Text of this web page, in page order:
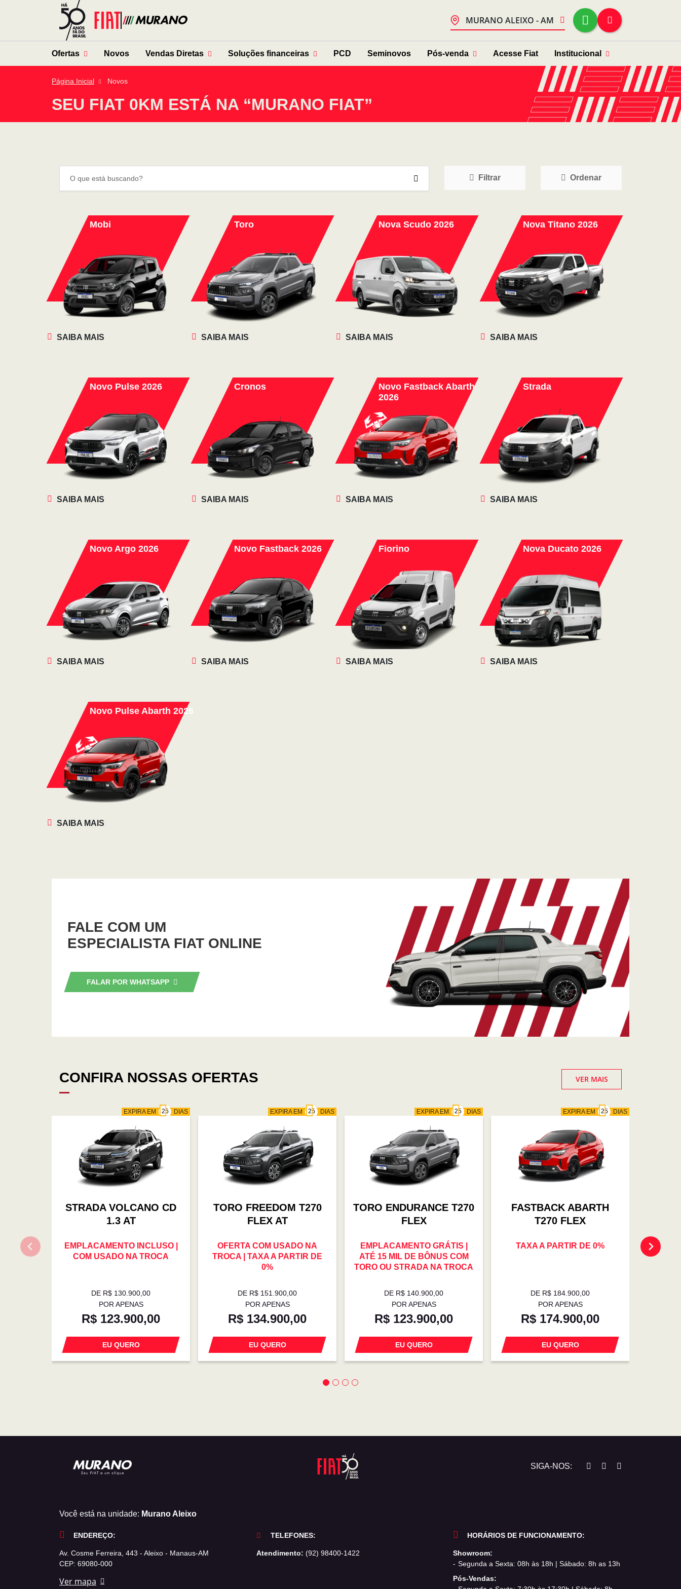
MURANO ALEIXO - AM
Ofertas Novos Vendas Diretas Soluções financeiras PCD Seminovos Pós-venda Acesse Fiat Institucional
Página Inicial Novos
SEU FIAT 0KM ESTÁ NA “MURANO FIAT”
Filtrar Ordenar
Mobi
SAIBA MAIS
Toro
SAIBA MAIS
Nova Scudo 2026
SAIBA MAIS
Nova Titano 2026
SAIBA MAIS
Novo Pulse 2026
SAIBA MAIS
Cronos
SAIBA MAIS
Novo Fastback Abarth
2026
SAIBA MAIS
Strada
SAIBA MAIS
Novo Argo 2026
SAIBA MAIS
Novo Fastback 2026
SAIBA MAIS
Fiorino
SAIBA MAIS
Nova Ducato 2026
SAIBA MAIS
Novo Pulse Abarth 2026
SAIBA MAIS
FALE COM UM
ESPECIALISTA FIAT ONLINE
FALAR POR WHATSAPP
CONFIRA NOSSAS OFERTAS VER MAIS
EXPIRA EM DIAS
STRADA VOLCANO CD
1.3 AT
EMPLACAMENTO INCLUSO |
COM USADO NA TROCA
DE R$ 130.900,00
POR APENAS
R$ 123.900,00
EU QUERO
EXPIRA EM DIAS
TORO FREEDOM T270
FLEX AT
OFERTA COM USADO NA
TROCA | TAXA A PARTIR DE
0%
DE R$ 151.900,00
POR APENAS
R$ 134.900,00
EU QUERO
EXPIRA EM DIAS
TORO ENDURANCE T270
FLEX
EMPLACAMENTO GRÁTIS |
ATÉ 15 MIL DE BÔNUS COM
TORO OU STRADA NA TROCA
DE R$ 140.900,00
POR APENAS
R$ 123.900,00
EU QUERO
EXPIRA EM DIAS
FASTBACK ABARTH
T270 FLEX
TAXA A PARTIR DE 0%
DE R$ 184.900,00
POR APENAS
R$ 174.900,00
EU QUERO
SIGA-NOS:
Você está na unidade: Murano Aleixo
ENDEREÇO:
Av. Cosme Ferreira, 443 - Aleixo - Manaus-AM
CEP: 69080-000
Ver mapa
TELEFONES:
Atendimento: (92) 98400-1422
HORÁRIOS DE FUNCIONAMENTO:
Showroom:
Segunda a Sexta: 08h às 18h | Sábado: 8h as 13h
Pós-Vendas: